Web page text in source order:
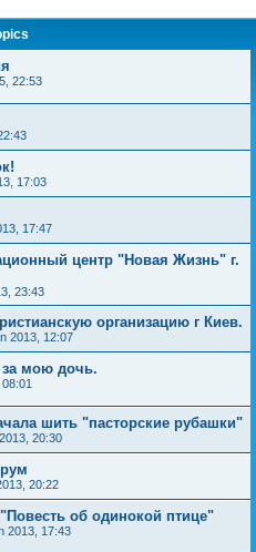
22:53
17:03
17:47
центр "Новая Жизнь" г.
23:43
организацию г Киев.
2013, 12:07
за мою дочь.
шить "пасторские рубашки"
20:30
20:22
об одинокой птице"
2013, 17:43